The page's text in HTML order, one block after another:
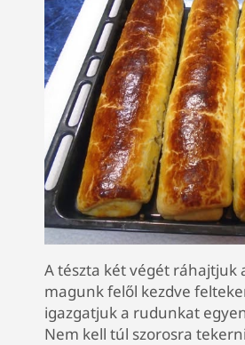
A tészta két végét ráhajtjuk
magunk felől kezdve
igazgatjuk a rudunkat
Nem kell túl szorosra